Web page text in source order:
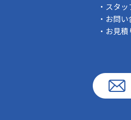
スタ
お問い
お見